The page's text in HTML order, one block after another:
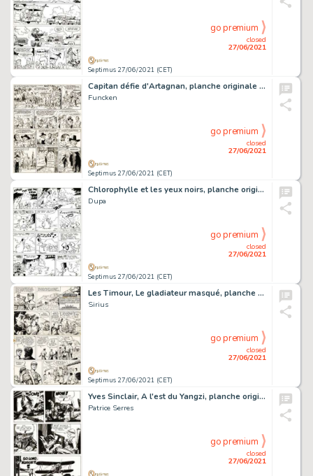
Septimus 27/06/2021 (CET)
closed
27/06/2021
go premium
Capitan défie d'Artagnan, planche originale Ã …
Funcken
Septimus 27/06/2021 (CET)
closed
27/06/2021
go premium
Chlorophylle et les yeux noirs, planche originale Ã …
Dupa
Septimus 27/06/2021 (CET)
closed
27/06/2021
go premium
Les Timour, Le gladiateur masqué, planche originale Ã …
Sirius
Septimus 27/06/2021 (CET)
closed
27/06/2021
go premium
Yves Sinclair, A l'est du Yangzi, planche originale Ã …
Patrice Serres
closed
27/06/2021
go premium